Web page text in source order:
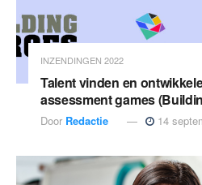
INZENDINGEN 2022
Talent vinden en
assessment games
Door Redactie 14